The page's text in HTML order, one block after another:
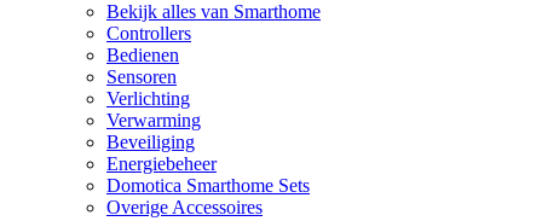
Bekijk alles van Smarthome
Controllers
Bedienen
Sensoren
Verlichting
Verwarming
Beveiliging
Energiebeheer
Domotica Smarthome Sets
Overige Accessoires